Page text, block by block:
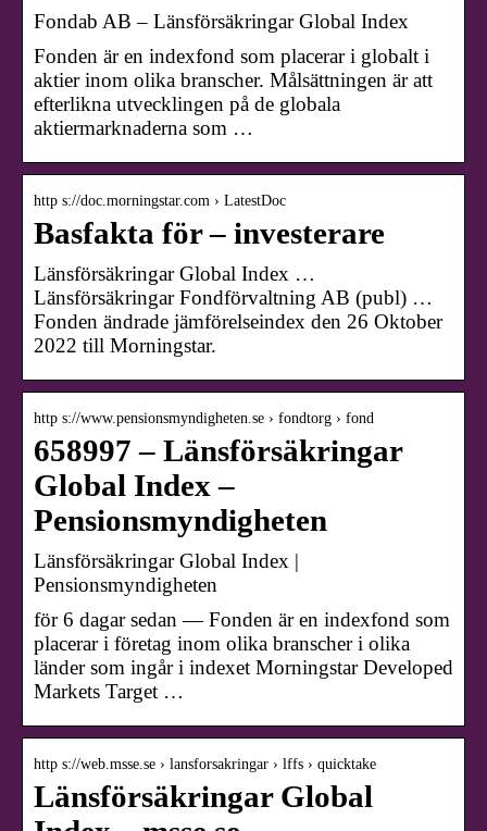
Fondab AB – Länsförsäkringar Global Index
Fonden är en indexfond som placerar i globalt i
aktier inom olika branscher. Målsättningen är att
efterlikna utvecklingen på de globala
aktiermarknaderna som …
http s://doc.morningstar.com › LatestDoc
Basfakta för – investerare
Länsförsäkringar Global Index …
Länsförsäkringar Fondförvaltning AB (publ) …
Fonden ändrade jämförelseindex den 26 Oktober
2022 till Morningstar.
http s://www.pensionsmyndigheten.se › fondtorg › fond
658997 – Länsförsäkringar
Global Index –
Pensionsmyndigheten
Länsförsäkringar Global Index |
Pensionsmyndigheten
för 6 dagar sedan — Fonden är en indexfond som
placerar i företag inom olika branscher i olika
länder som ingår i indexet Morningstar Developed
Markets Target …
http s://web.msse.se › lansforsakringar › lffs › quicktake
Länsförsäkringar Global